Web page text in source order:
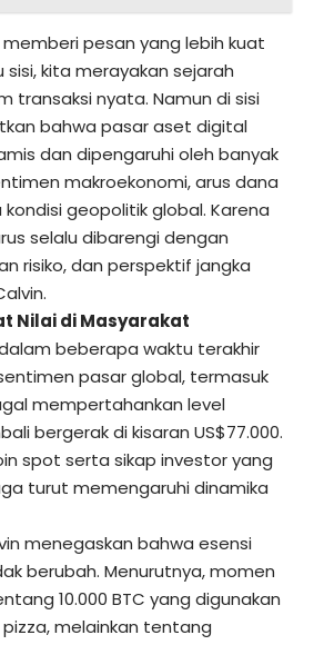
memberi pesan yang lebih kuat
sisi, kita merayakan sejarah
transaksi nyata. Namun di sisi
bahwa pasar aset digital
dan dipengaruhi oleh banyak
makroekonomi, arus dana
geopolitik global. Karena
selalu dibarengi dengan
risiko, dan perspektif jangka
Nilai di Masyarakat
beberapa waktu terakhir
pasar global, termasuk
mempertahankan level
bergerak di kisaran US$77.000.
spot serta sikap investor yang
turut memengaruhi dinamika
menegaskan bahwa esensi
berubah. Menurutnya, momen
10.000 BTC yang digunakan
melainkan tentang